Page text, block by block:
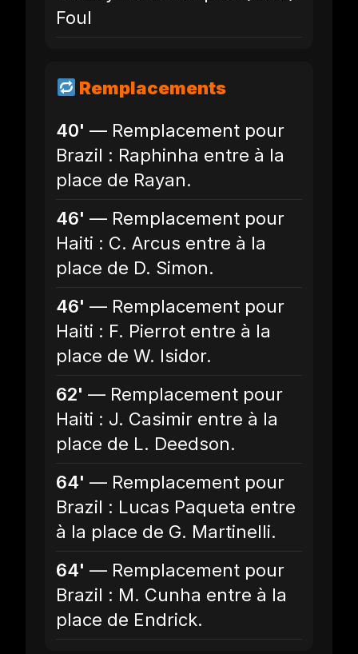
Foul
Remplacements
40' — Remplacement pour
Brazil : Raphinha entre à la
place de Rayan.
46' — Remplacement pour
Haiti : C. Arcus entre à la
place de D. Simon.
46' — Remplacement pour
Haiti : F. Pierrot entre à la
place de W. Isidor.
62' — Remplacement pour
Haiti : J. Casimir entre à la
place de L. Deedson.
64' — Remplacement pour
Brazil : Lucas Paqueta entre
à la place de G. Martinelli.
64' — Remplacement pour
Brazil : M. Cunha entre à la
place de Endrick.